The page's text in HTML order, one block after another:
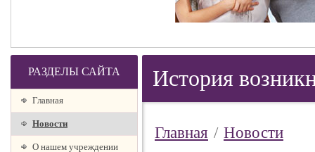
РАЗДЕЛЫ САЙТА
Главная
Новости
О нашем учреждении
История
Главная / Новости